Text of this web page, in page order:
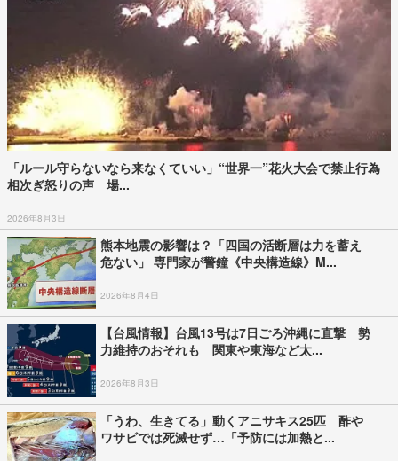
「ルール守らないなら来なくていい」“世界一”花火大会で禁止行為
相次ぎ怒りの声 場...
2026年8月3日
熊本地震の影響は？「四国の活断層は力を蓄え
危ない」 専門家が警鐘《中央構造線》M...
2026年8月4日
【台風情報】台風13号は7日ごろ沖縄に直撃 勢
力維持のおそれも 関東や東海など太...
2026年8月3日
「うわ、生きてる」動くアニサキス25匹 酢や
ワサビでは死滅せず…「予防には加熱と...